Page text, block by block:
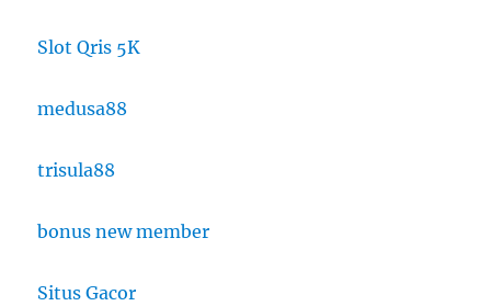
Slot Qris 5K
medusa88
trisula88
bonus new member
Situs Gacor